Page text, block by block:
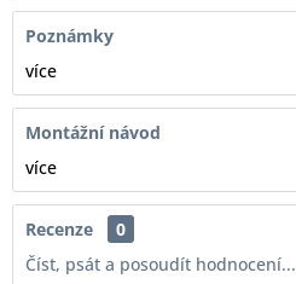
Poznámky
více
Montážní návod
více
Recenze
0
Číst, psát a posoudít hodnocení...